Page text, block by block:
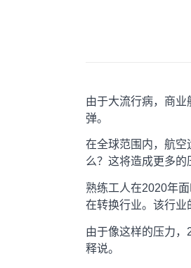
由于大流行病，商
弹。
在全球范围内，航
么？这将造成更多的
熟练工人在2020年
在转换行业。该行业
由于像这样的压力
释说。